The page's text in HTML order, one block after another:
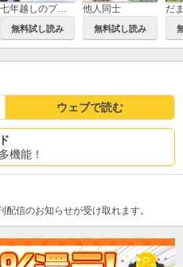
七年越しのプロポーズ
無料試し読み
他人同士
無料試し読み
ウェブで読む
機能！
信のお知らせが受け取れます。